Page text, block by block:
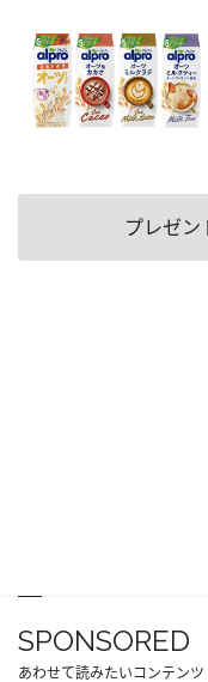
プレゼン
SPONSORED
あわせて読みたいコンテンツ